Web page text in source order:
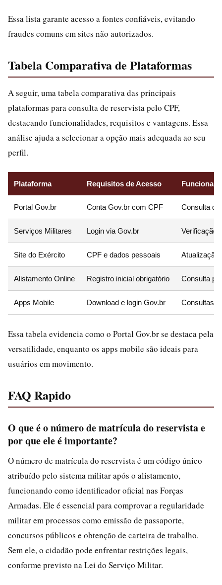
Essa lista garante acesso a fontes confiáveis, evitando
fraudes comuns em sites não autorizados.
Tabela Comparativa de Plataformas
A seguir, uma tabela comparativa das principais
plataformas para consulta de reservista pelo CPF,
destacando funcionalidades, requisitos e vantagens. Essa
análise ajuda a selecionar a opção mais adequada ao seu
perfil.
Plataforma Requisitos de Acesso
Portal Gov.br Conta Gov.br com CPF Consulta
Serviços Militares Login via Gov.br Verificação
Site do Exército CPF e dados pessoais Atualização
Alistamento Online Registro inicial obrigatório Consulta
Apps Mobile Download e login Gov.br Consultas
Essa tabela evidencia como o Portal Gov.br se destaca pela
versatilidade, enquanto os apps mobile são ideais para
usuários em movimento.
FAQ Rapido
O que é o número de matrícula do reservista e
por que ele é importante?
O número de matrícula do reservista é um código único
atribuído pelo sistema militar após o alistamento,
funcionando como identificador oficial nas Forças
Armadas. Ele é essencial para comprovar a regularidade
militar em processos como emissão de passaporte,
concursos públicos e obtenção de carteira de trabalho.
Sem ele, o cidadão pode enfrentar restrições legais,
conforme previsto na Lei do Serviço Militar.